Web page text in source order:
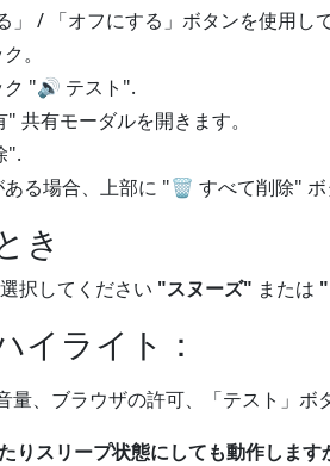
」 / 「オフにする」ボタンを使用し
。
ク "🔊 テスト".
" 共有モーダルを開きます。
".
る場合、上部に "🗑️ すべて削除" ボ
き
択してください "スヌーズ" または
イライト：
量、ブラウザの許可、「テスト」ボ
りスリープ状態にしても動作します